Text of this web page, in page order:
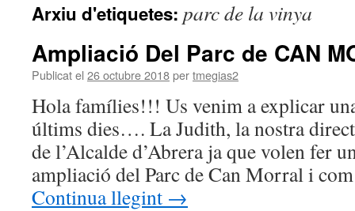
Arxiu d'etiquetes: parc de la vinya
Ampliació Del Parc de CAN
Publicat el 26 octubre 2018pertmegias2
Hola famílies!!! Us venim a explicar
últims dies…. La Judith, la nostra
de l’Alcalde d’Abrera ja que volen fer
ampliació del Parc de Can Morral i
Continua llegint →